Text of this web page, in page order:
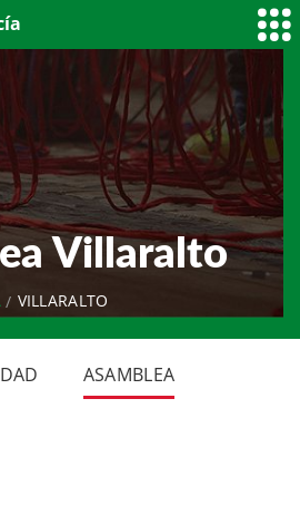
Villaralto
VILLARALTO
ASAMBLEA